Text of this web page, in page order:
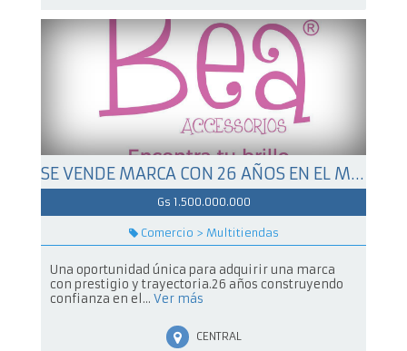
SE VENDE MARCA CON 26 AÑOS EN EL MERCADO, IDEAL PARA EMPRESAS QUE DESEAN EXPANDIRSE SIN COMENZAR DE CERO
Gs 1.500.000.000
Comercio > Multitiendas
Una oportunidad única para adquirir una marca
con prestigio y trayectoria.26 años construyendo
confianza en el... Ver más
CENTRAL